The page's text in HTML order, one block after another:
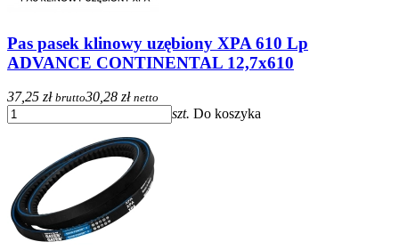
Pas pasek klinowy uzębiony XPA 610 Lp
ADVANCE CONTINENTAL 12,7x610
37,25 zł brutto30,28 zł netto
szt. Do koszyka